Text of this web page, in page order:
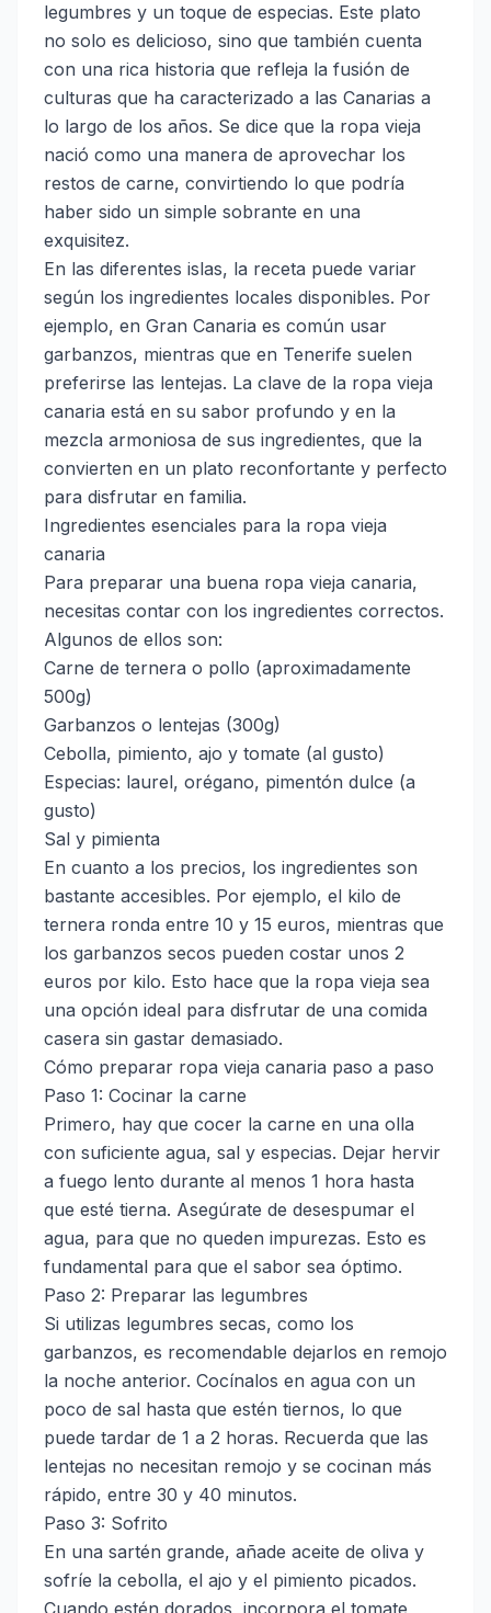
legumbres y un toque de especias. Este plato
no solo es delicioso, sino que también cuenta
con una rica historia que refleja la fusión de
culturas que ha caracterizado a las Canarias a
lo largo de los años. Se dice que la ropa vieja
nació como una manera de aprovechar los
restos de carne, convirtiendo lo que podría
haber sido un simple sobrante en una
exquisitez.
En las diferentes islas, la receta puede variar
según los ingredientes locales disponibles. Por
ejemplo, en Gran Canaria es común usar
garbanzos, mientras que en Tenerife suelen
preferirse las lentejas. La clave de la ropa vieja
canaria está en su sabor profundo y en la
mezcla armoniosa de sus ingredientes, que la
convierten en un plato reconfortante y perfecto
para disfrutar en familia.
Ingredientes esenciales para la ropa vieja
canaria
Para preparar una buena ropa vieja canaria,
necesitas contar con los ingredientes correctos.
Algunos de ellos son:
Carne de ternera o pollo (aproximadamente
500g)
Garbanzos o lentejas (300g)
Cebolla, pimiento, ajo y tomate (al gusto)
Especias: laurel, orégano, pimentón dulce (a
gusto)
Sal y pimienta
En cuanto a los precios, los ingredientes son
bastante accesibles. Por ejemplo, el kilo de
ternera ronda entre 10 y 15 euros, mientras que
los garbanzos secos pueden costar unos 2
euros por kilo. Esto hace que la ropa vieja sea
una opción ideal para disfrutar de una comida
casera sin gastar demasiado.
Cómo preparar ropa vieja canaria paso a paso
Paso 1: Cocinar la carne
Primero, hay que cocer la carne en una olla
con suficiente agua, sal y especias. Dejar hervir
a fuego lento durante al menos 1 hora hasta
que esté tierna. Asegúrate de desespumar el
agua, para que no queden impurezas. Esto es
fundamental para que el sabor sea óptimo.
Paso 2: Preparar las legumbres
Si utilizas legumbres secas, como los
garbanzos, es recomendable dejarlos en remojo
la noche anterior. Cocínalos en agua con un
poco de sal hasta que estén tiernos, lo que
puede tardar de 1 a 2 horas. Recuerda que las
lentejas no necesitan remojo y se cocinan más
rápido, entre 30 y 40 minutos.
Paso 3: Sofrito
En una sartén grande, añade aceite de oliva y
sofríe la cebolla, el ajo y el pimiento picados.